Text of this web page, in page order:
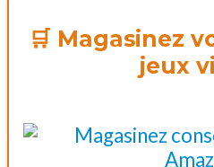
🛒 Magasinez
jeux